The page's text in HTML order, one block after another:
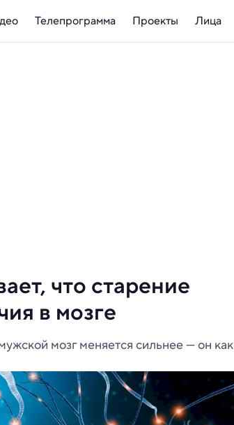
Телепрограмма Проекты Лица
что старение
в мозге
мозг меняется сильнее — он как